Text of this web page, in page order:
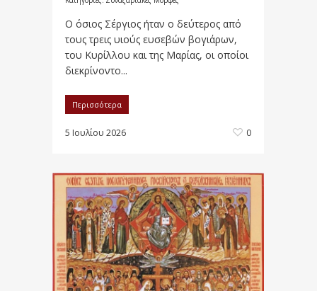
Ο όσιος Σέργιος ήταν ο δεύτερος από
τους τρεις υιούς ευσεβών βογιάρων,
του Κυρίλλου και της Μαρίας, οι οποίοι
διεκρίνοντο...
Περισσότερα
5 Ιουλίου 2026 0